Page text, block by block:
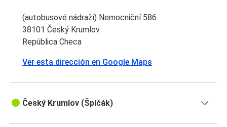
(autobusové nádraží) Nemocniční 586
38101 Český Krumlov
República Checa
Ver esta dirección en Google Maps
Český Krumlov (Špičák)